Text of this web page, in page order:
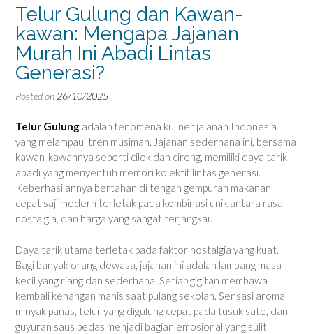
Telur Gulung dan Kawan-
kawan: Mengapa Jajanan
Murah Ini Abadi Lintas
Generasi?
Posted on 26/10/2025
Telur Gulung adalah fenomena kuliner jalanan Indonesia
yang melampaui tren musiman. Jajanan sederhana ini, bersama
kawan-kawannya seperti cilok dan cireng, memiliki daya tarik
abadi yang menyentuh memori kolektif lintas generasi.
Keberhasilannya bertahan di tengah gempuran makanan
cepat saji modern terletak pada kombinasi unik antara rasa,
nostalgia, dan harga yang sangat terjangkau.
Daya tarik utama terletak pada faktor nostalgia yang kuat.
Bagi banyak orang dewasa, jajanan ini adalah lambang masa
kecil yang riang dan sederhana. Setiap gigitan membawa
kembali kenangan manis saat pulang sekolah. Sensasi aroma
minyak panas, telur yang digulung cepat pada tusuk sate, dan
guyuran saus pedas menjadi bagian emosional yang sulit